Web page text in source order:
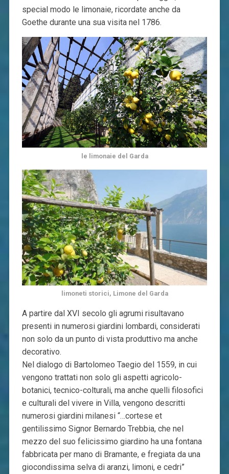
special modo le limonaie, ricordate anche da
Goethe durante una sua visita nel 1786.
le limonaie del Garda
limoneti storici, Limone del Garda
A partire dal XVI secolo gli agrumi risultavano
presenti in numerosi giardini lombardi, considerati
non solo da un punto di vista produttivo ma anche
decorativo.
Nel dialogo di Bartolomeo Taegio del 1559, in cui
vengono trattati non solo gli aspetti agricolo-
botanici, tecnico-colturali, ma anche quelli filosofici
e culturali del vivere in Villa, vengono descritti
numerosi giardini milanesi “…cortese et
gentilissimo Signor Bernardo Trebbia, che nel
mezzo del suo felicissimo giardino ha una fontana
fabbricata per mano di Bramante, e fregiata da una
giocondissima selva di aranzi, limoni, e cedri”